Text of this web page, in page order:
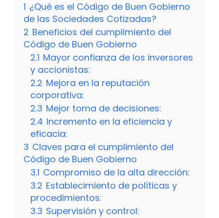
1 ¿Qué es el Código de Buen Gobierno
de las Sociedades Cotizadas?
2 Beneficios del cumplimiento del
Código de Buen Gobierno
2.1 Mayor confianza de los inversores
y accionistas:
2.2 Mejora en la reputación
corporativa:
2.3 Mejor toma de decisiones:
2.4 Incremento en la eficiencia y
eficacia:
3 Claves para el cumplimiento del
Código de Buen Gobierno
3.1 Compromiso de la alta dirección:
3.2 Establecimiento de políticas y
procedimientos:
3.3 Supervisión y control: